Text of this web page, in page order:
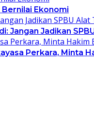
Ekonomi
Jangan Jadikan
Perkara, Minta